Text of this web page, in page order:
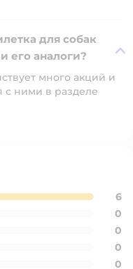
для собак
его аналоги?
много акций и
с ними в разделе
6
0
0
0
0